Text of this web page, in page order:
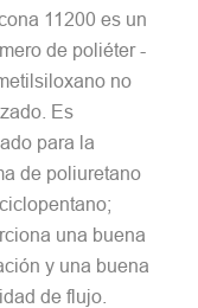
11200 es un
de poliéter -
no
Es
para la
de poliuretano
una buena
y una buena
de flujo.